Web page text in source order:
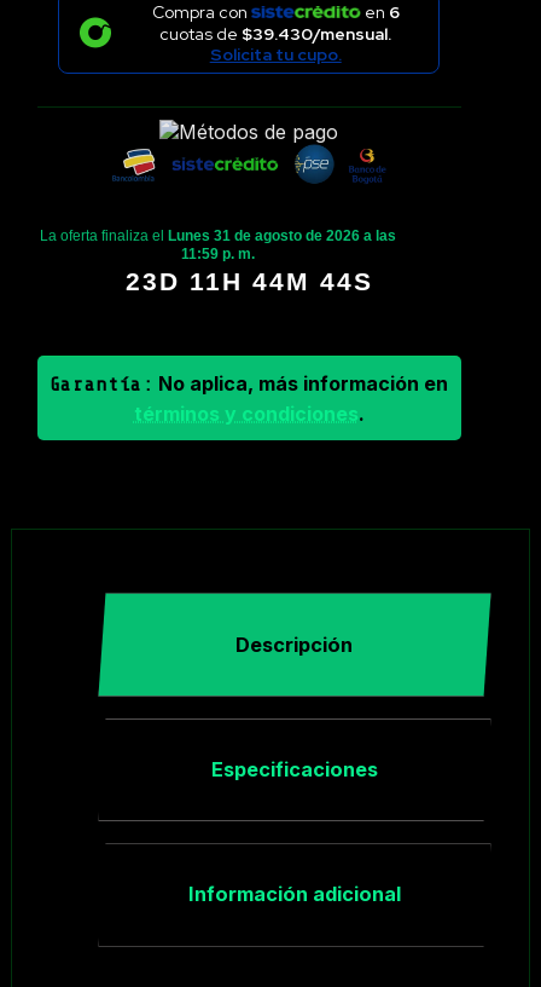
Compra con en 6
cuotas de $39.430/mensual.
Solicita tu cupo.
La oferta finaliza el
Lunes 31 de agosto de 2026 a las
11:59 p. m.
23D 11H 44M 44S
Garantía: No aplica, más información en
términos y condiciones.
Descripción
Especificaciones
Información adicional